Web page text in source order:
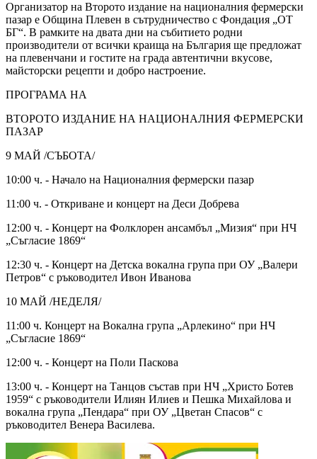
Организатор на Второто издание на националния фермерски
пазар е Община Плевен в сътрудничество с Фондация „ОТ
БГ“. В рамките на двата дни на събитието родни
производители от всички краища на България ще предложат
на плевенчани и гостите на града автентични вкусове,
майсторски рецепти и добро настроение.
ПРОГРАМА НА
ВТОРОТО ИЗДАНИЕ НА НАЦИОНАЛНИЯ ФЕРМЕРСКИ
ПАЗАР
9 МАЙ /СЪБОТА/
10:00 ч. - Начало на Националния фермерски пазар
11:00 ч. - Откриване и концерт на Деси Добрева
12:00 ч. - Концерт на Фолклорен ансамбъл „Мизия“ при НЧ
„Съгласие 1869“
12:30 ч. - Концерт на Детска вокална група при ОУ „Валери
Петров“ с ръководител Ивон Иванова
10 МАЙ /НЕДЕЛЯ/
11:00 ч. Концерт на Вокална група „Арлекино“ при НЧ
„Съгласие 1869“
12:00 ч. - Концерт на Поли Паскова
13:00 ч. - Концерт на Танцов състав при НЧ „Христо Ботев
1959“ с ръководители Илиян Илиев и Пешка Михайлова и
вокална група „Пендара“ при ОУ „Цветан Спасов“ с
ръководител Венера Василева.